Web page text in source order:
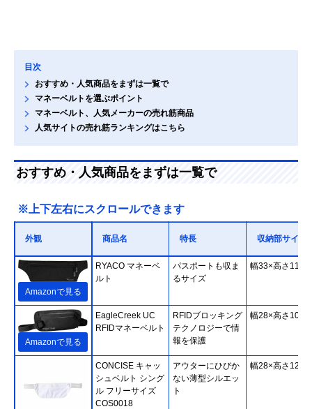
目次
おすすめ・人気商品をまずは一覧で
マネーベルトを選ぶポイント
マネーベルト、人気メーカーの売れ筋商品
人気サイトの売れ筋ランキングはこちら
おすすめ・人気商品をまずは一覧で
※上下左右にスクロールできます
外観 商品名 特長 収納部サイズ
Amazonで見る
RYACO マネーベ
ルト
パスポートも収ま
るサイズ
幅33×高さ11cm
Amazonで見る
EagleCreek UC
RFIDマネーベルト
RFIDブロッキング
テクノロジーで情
報を保護
幅28×高さ10cm
CONCISE キャッ
シュベルト シング
ル フリーサイズ
COS0018
アウターにひびか
ない薄型シルエッ
ト
幅28×高さ12cm